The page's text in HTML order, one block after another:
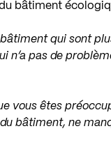
bâtiment
qui sont
pas de
vous êtes
bâtiment, ne